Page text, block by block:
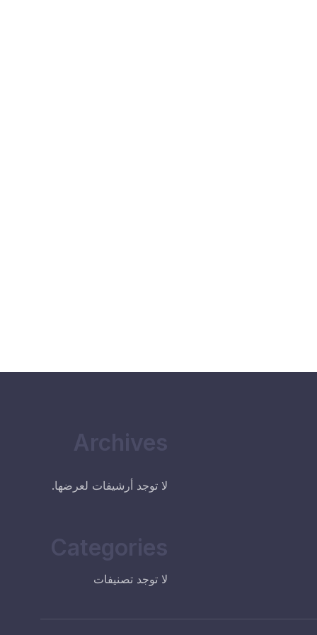
Archives
لا توجد أرشيفات لعرضها.
Categories
لا توجد تصنيفات